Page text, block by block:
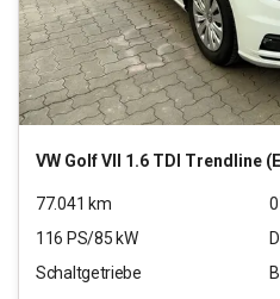
VW Golf VII 1.6 TDI Trendline (EURO 6d-
77.041 km
116 PS/85 kW
Schaltgetriebe